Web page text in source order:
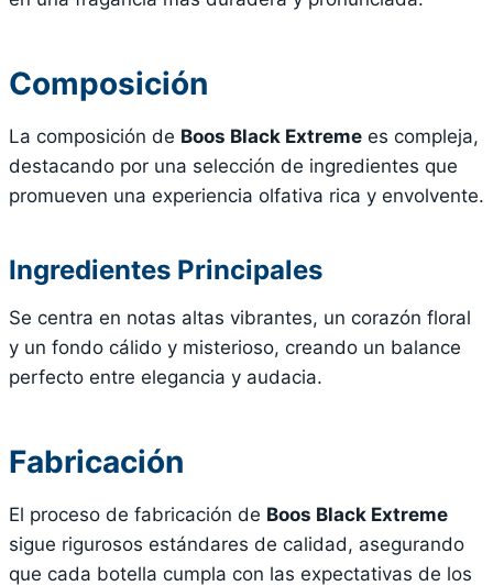
Composición
La composición de Boos Black Extreme es compleja,
destacando por una selección de ingredientes que
promueven una experiencia olfativa rica y envolvente.
Ingredientes Principales
Se centra en notas altas vibrantes, un corazón floral
y un fondo cálido y misterioso, creando un balance
perfecto entre elegancia y audacia.
Fabricación
El proceso de fabricación de Boos Black Extreme
sigue rigurosos estándares de calidad, asegurando
que cada botella cumpla con las expectativas de los